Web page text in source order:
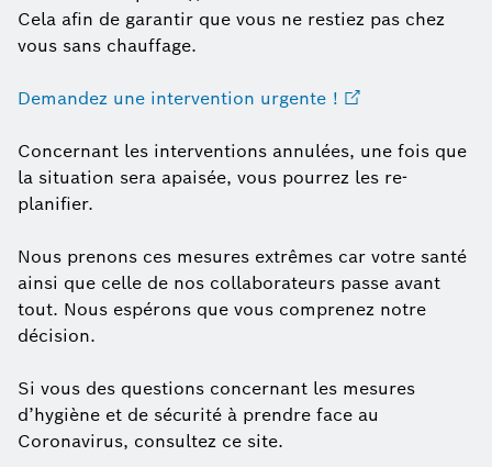
Cela afin de garantir que vous ne restiez pas chez
vous sans chauffage.
Demandez une intervention urgente !
Concernant les interventions annulées, une fois que
la situation sera apaisée, vous pourrez les re-
planifier.
Nous prenons ces mesures extrêmes car votre santé
ainsi que celle de nos collaborateurs passe avant
tout. Nous espérons que vous comprenez notre
décision.
Si vous des questions concernant les mesures
d’hygiène et de sécurité à prendre face au
Coronavirus, consultez ce site.